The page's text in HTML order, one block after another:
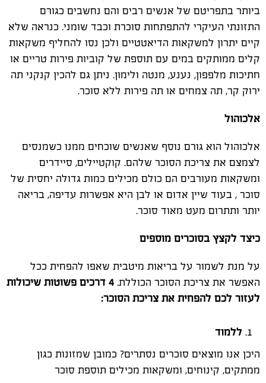
ביותר בתפריטם של אנשים רבים והם נחשבים כגורם
התזונתי העיקרי להתפתחות סוכרת וכבד שומני. כנראה שלא
קיים יתרון למשקאות הדיאטטיים ולכן נסו להחליף משקאות
קלים ממותקים במים עם תוספת של קוביות פירות טריים או
חתיכות מלפפון, נענע, מנטה ולימון. ניתן גם להכין קנקני תה
ירוק קר, תה צמחים או תה פירות ללא סוכר.
אלכוהול
אלכוהול הוא גורם נוסף שאנשים שוכחים ממנו כשמנסים
לצמצם את צריכת הסוכר שלהם. קוקטיילים, סיידרים
ומשקאות מעורבים הם כולם מכילים כמות גדולה יחסית של
סוכר , בעוד שיין אדום או לבן היא אפשרות עדיפה, בריאה
יותר ותתרום מעט מאוד סוכר.
כיצד לקצץ בסוכרים מוספים
על מנת לשמור על בריאות מיטבית שאפו להפחית ככל
האפשר את צריכת הסוכר הכוללת.
4 דרכים פשוטות שיכולות
לעזור לכם להפחית את צריכת הסוכר:
ללמוד
היכן אנו מוצאים סוכרים נסתרים? כמובן שמזונות כגון
ממתקים, קינוחים, ומשקאות מכילים תוספת סוכר